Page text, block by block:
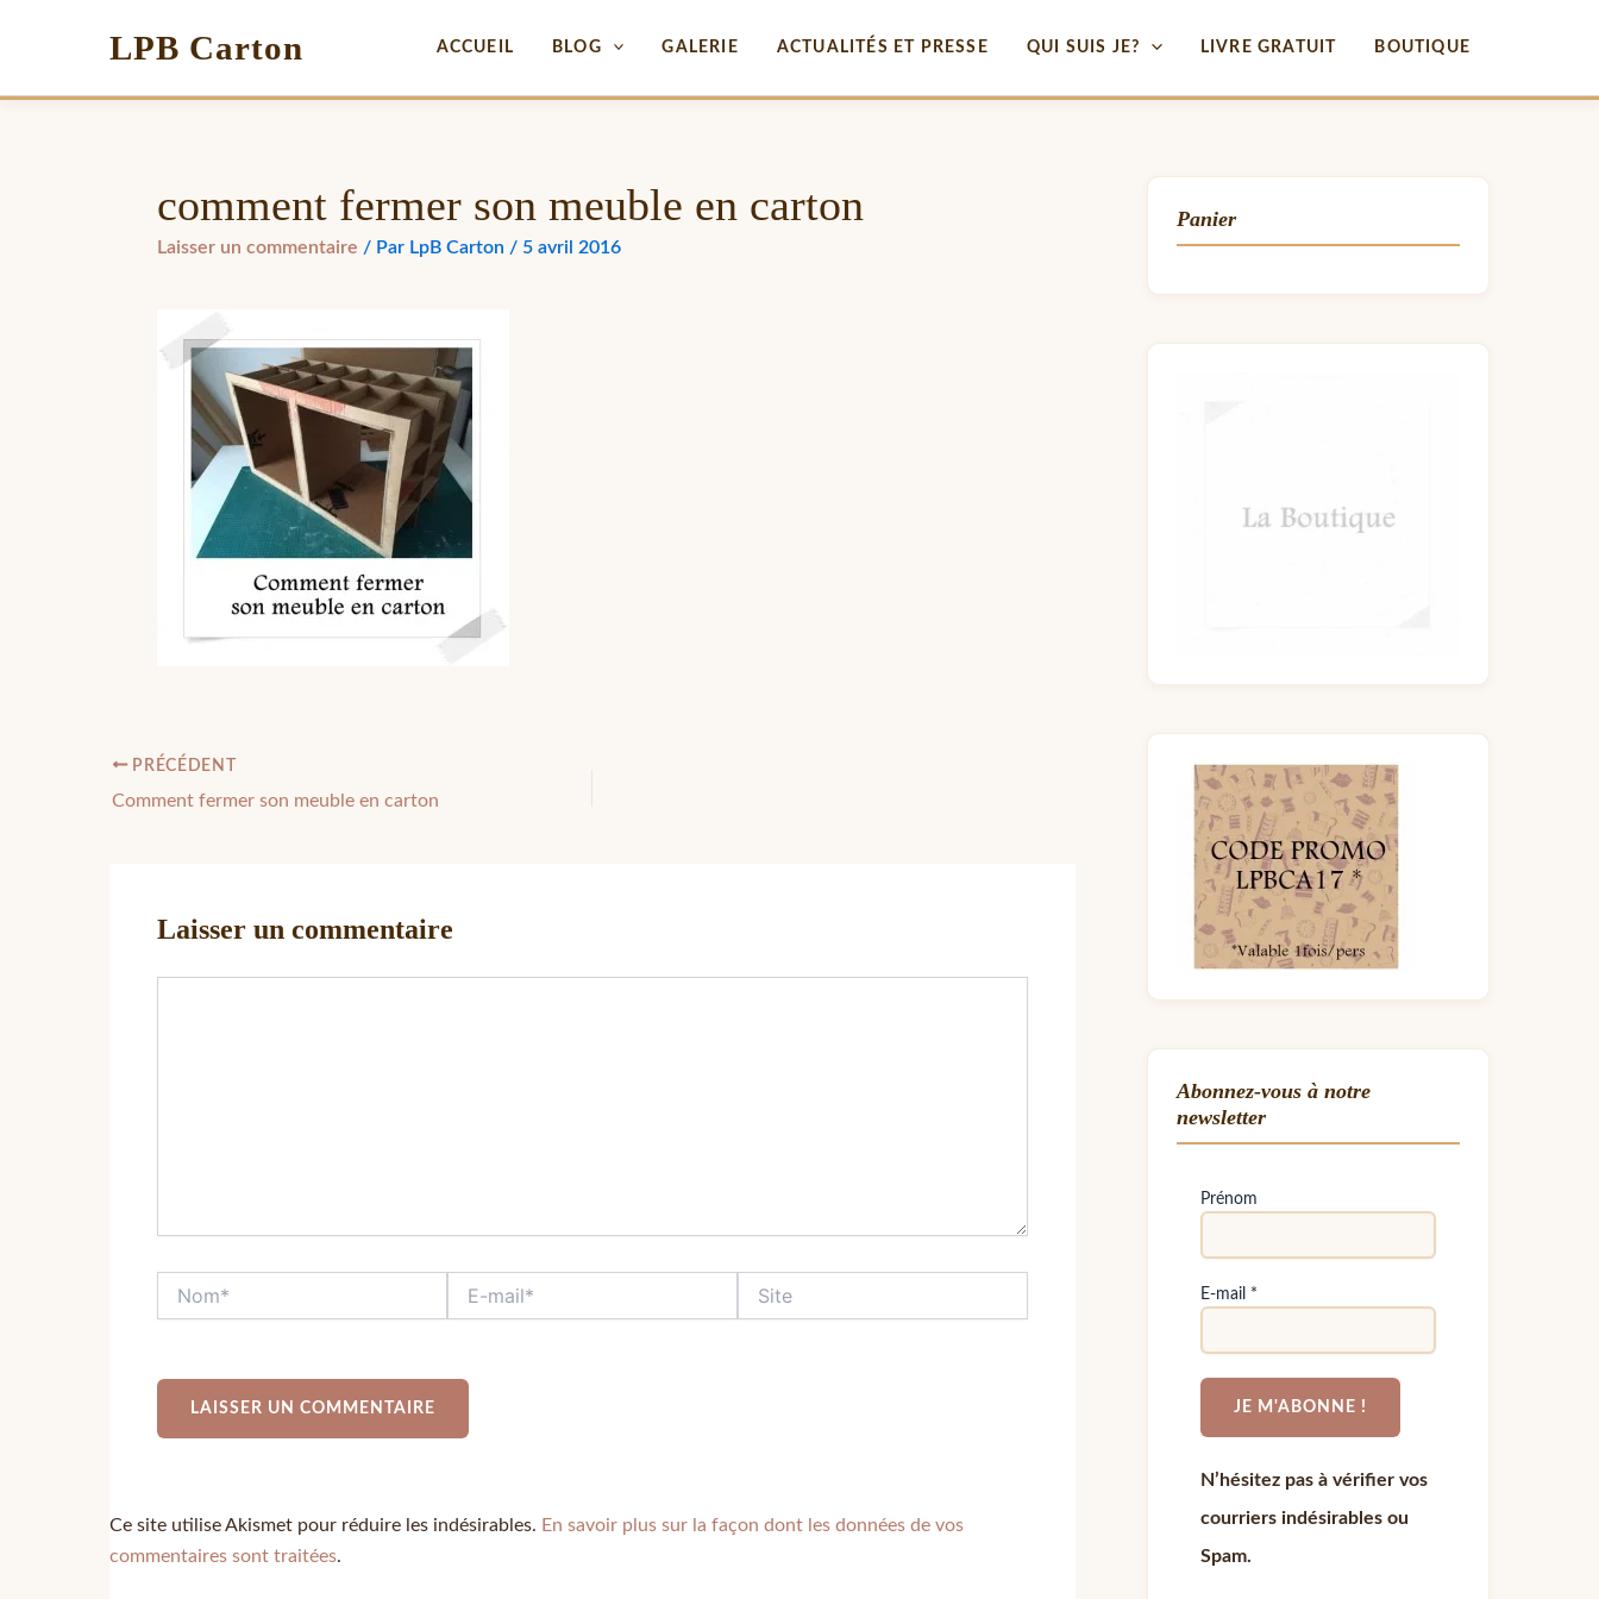
LPB Carton ACCUEIL BLOG GALERIE ACTUALITÉS ET PRESSE QUI SUIS JE? LIVRE GRATUIT BOUTIQUE
comment fermer son meuble en carton
Laisser un commentaire / Par LpB Carton / 5 avril 2016
PRÉCÉDENT
Comment fermer son meuble en carton
Laisser un commentaire
Ce site utilise Akismet pour réduire les indésirables. En savoir plus sur la façon dont les données de vos
commentaires sont traitées.
Panier
Abonnez-vous à notre
newsletter
Prénom
E-mail *
N’hésitez pas à vérifier vos
courriers indésirables ou
Spam.